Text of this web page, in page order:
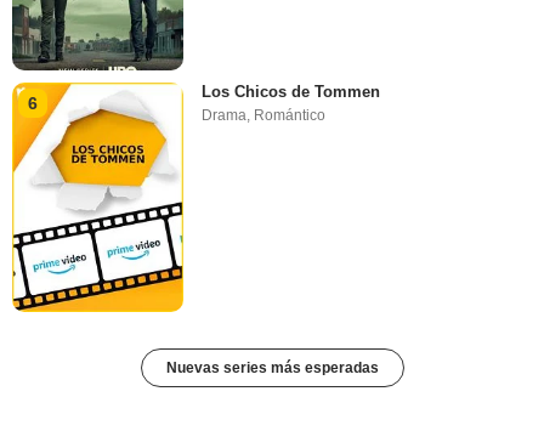
6
Los Chicos de Tommen
Drama, Romántico
Nuevas series más esperadas